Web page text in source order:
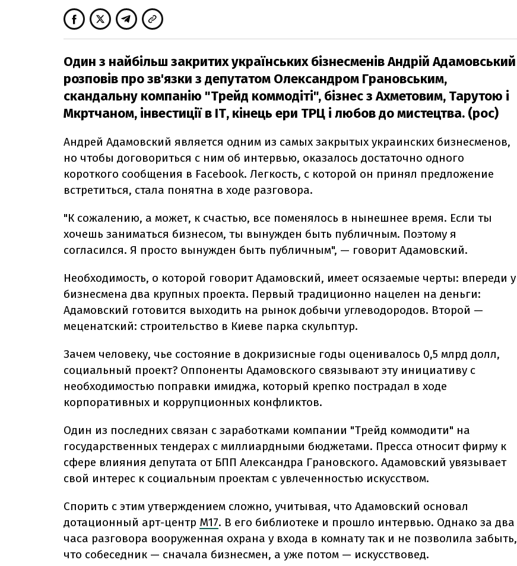
Один з найбільш закритих українських бізнесменів Андрій Адамовський
розповів про зв'язки з депутатом Олександром Грановським,
скандальну компанію "Трейд коммодіті", бізнес з Ахметовим, Тарутою і
Мкртчаном, інвестиції в ІТ, кінець ери ТРЦ і любов до мистецтва. (рос)
Андрей Адамовский является одним из самых закрытых украинских бизнесменов,
но чтобы договориться с ним об интервью, оказалось достаточно одного
короткого сообщения в Facebook. Легкость, с которой он принял предложение
встретиться, стала понятна в ходе разговора.
"К сожалению, а может, к счастью, все поменялось в нынешнее время. Если ты
хочешь заниматься бизнесом, ты вынужден быть публичным. Поэтому я
согласился. Я просто вынужден быть публичным", — говорит Адамовский.
Необходимость, о которой говорит Адамовский, имеет осязаемые черты: впереди у
бизнесмена два крупных проекта. Первый традиционно нацелен на деньги:
Адамовский готовится выходить на рынок добычи углеводородов. Второй —
меценатский: строительство в Киеве парка скульптур.
Зачем человеку, чье состояние в докризисные годы оценивалось 0,5 млрд долл,
социальный проект? Оппоненты Адамовского связывают эту инициативу с
необходимостью поправки имиджа, который крепко пострадал в ходе
корпоративных и коррупционных конфликтов.
Один из последних связан с заработками компании "Трейд коммодити" на
государственных тендерах с миллиардными бюджетами. Пресса относит фирму к
сфере влияния депутата от БПП Александра Грановского. Адамовский увязывает
свой интерес к социальным проектам с увлеченностью искусством.
Спорить с этим утверждением сложно, учитывая, что Адамовский основал
дотационный арт-центр М17. В его библиотеке и прошло интервью. Однако за два
часа разговора вооруженная охрана у входа в комнату так и не позволила забыть,
что собеседник — сначала бизнесмен, а уже потом — искусствовед.